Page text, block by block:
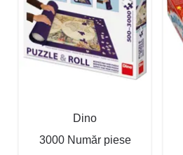
Dino
3000 Număr piese